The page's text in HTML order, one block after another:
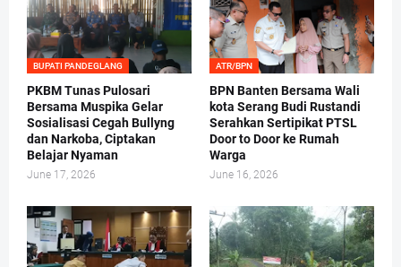
BUPATI PANDEGLANG
PKBM Tunas Pulosari
Bersama Muspika Gelar
Sosialisasi Cegah Bullyng
dan Narkoba, Ciptakan
Belajar Nyaman
June 17, 2026
ATR/BPN
BPN Banten Bersama Wali
kota Serang Budi Rustandi
Serahkan Sertipikat PTSL
Door to Door ke Rumah
Warga
June 16, 2026